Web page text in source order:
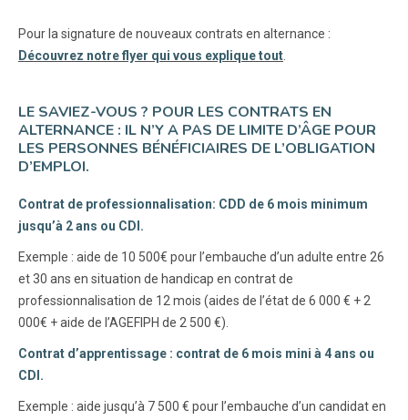
Pour la signature de nouveaux contrats en alternance :
Découvrez notre flyer qui vous explique tout
LE SAVIEZ-VOUS ? POUR LES CONTRATS EN
ALTERNANCE : IL N’Y A PAS DE LIMITE D’ÂGE POUR
LES PERSONNES BÉNÉFICIAIRES DE L’OBLIGATION
D’EMPLOI.
Contrat de professionnalisation: CDD de 6 mois minimum
jusqu’à 2 ans ou CDI.
Exemple : aide de 10 500€ pour l’embauche d’un adulte entre 26
et 30 ans en situation de handicap en contrat de
professionnalisation de 12 mois (aides de l’état de 6 000 € + 2
000€ + aide de l’AGEFIPH de 2 500 €).
Contrat d’apprentissage : contrat de 6 mois mini à 4 ans ou
CDI.
Exemple : aide jusqu’à 7 500 € pour l’embauche d’un candidat en